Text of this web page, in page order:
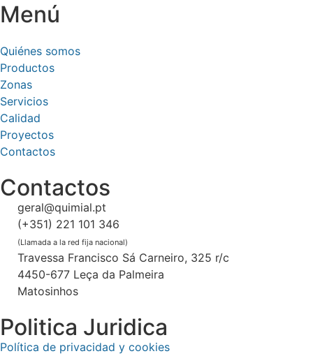
Menú
Quiénes somos
Productos
Zonas
Servicios
Calidad
Proyectos
Contactos
Contactos
geral@quimial.pt
(+351) 221 101 346
(Llamada a la red fija nacional)
Travessa Francisco Sá Carneiro, 325 r/c
4450-677 Leça da Palmeira
Matosinhos
Politica Juridica
Política de privacidad y cookies